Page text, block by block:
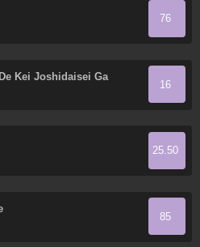
76
Kei Joshidaisei Ga
16
25.50
85